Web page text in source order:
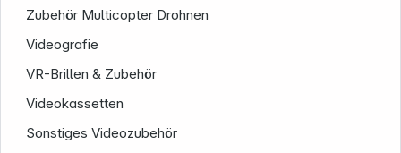
Zubehör Multicopter Drohnen
Videografie
VR-Brillen & Zubehör
Videokassetten
Sonstiges Videozubehör